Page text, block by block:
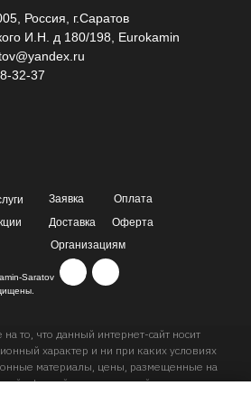
Россия, г.Саратов
И.Н. д 180/198, Eurokamin
32-37
Saratov
Заявка
Оплата
Доставка
Оферта
Организациям
то, что данный интернет-сайт носит
характер и ни при каких условиях
материалы, цены, размещенные на
офертой, определяемой положениями